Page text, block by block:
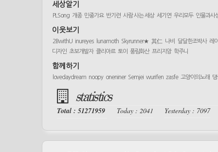
세상알기
PLSong 개종 민중가요 반기련 사람 사는 세상 세기연 우리모두 인물과사
이웃보기
2BwithU inureyes lunamoth Skyrunner★ 其仁 나비 달달한조박사 레
디자인 초보개발자 클리아르 토이 풍림화산 프리지앙 학주니
함께하기
lovedaydream noopy oneniner Semjei wurifen zasfe 고양이의노래
statistics
Total : 51271959 Today : 2041 Yesterday : 7097